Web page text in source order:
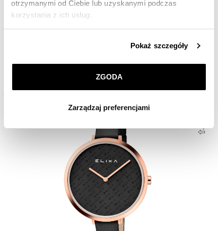
otrzymanymi od Ciebie lub uzyskanymi podczas
korzystania z ich usług.
przez nas plików cookie znajdziesz wPolityce
korzystamy. Możesz również wybrać jaki rodzaj plików
Zarządzaj preferencjami
. W każdej chwili możesz
dokonać zmiany wybranych przez Ciebie plików cookie.
Pokaż szczegóły
ZGODA
Zarządzaj preferencjami